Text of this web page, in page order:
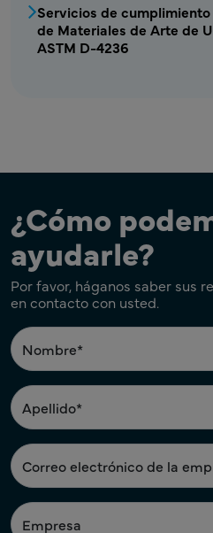
Servicios de
de Materiales de Arte de
ASTM D-4236
¿Cómo
ayudarle?
Por favor, háganos saber sus
en contacto con usted.